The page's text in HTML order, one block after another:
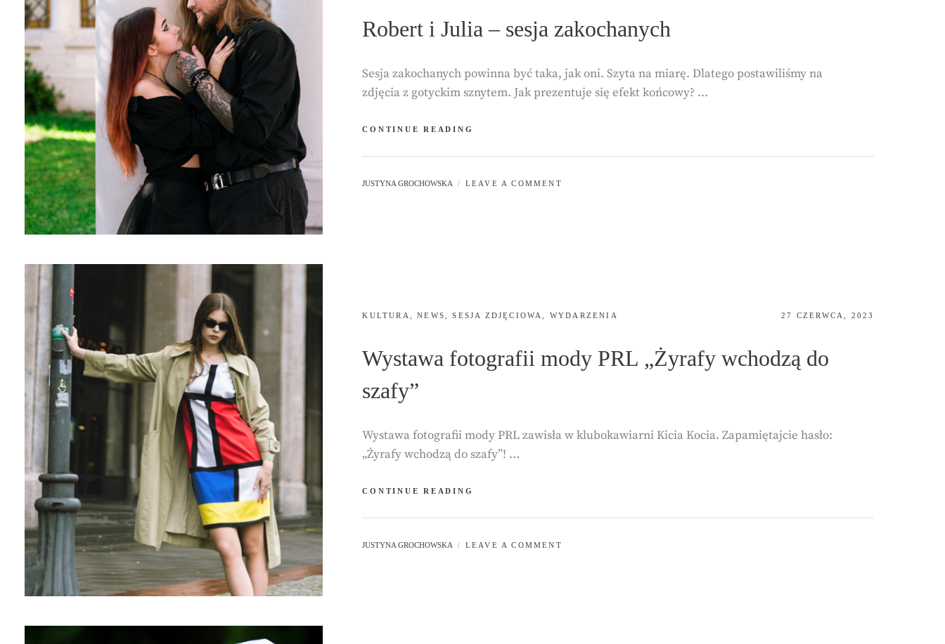
Robert i Julia – sesja zakochanych
Sesja zakochanych powinna być taka, jak oni. Szyta na miarę. Dlatego postawiliśmy na
zdjęcia z gotyckim sznytem. Jak prezentuje się efekt końcowy? …
CONTINUE READING
JULIA
SESJA
BY
JUSTYNA GROCHOWSKA LEAVE A COMMENT
CATEGORIES:
KULTURA ,NEWS ,SESJA ZDJĘCIOWA WYDARZENIA
POSTED
27 CZERWCA, 2023
Wystawa fotografii mody PRL „Żyrafy wchodzą do
szafy”
Wystawa fotografii mody PRL zawisła w klubokawiarni Kicia Kocia. Zapamiętajcie hasło:
„Żyrafy wchodzą do szafy”! …
CONTINUE READING
MODY
„ŻYRAFY
BY
JUSTYNA GROCHOWSKA LEAVE A COMMENT